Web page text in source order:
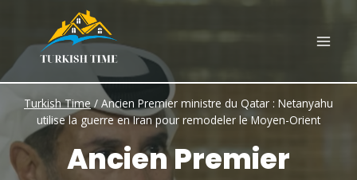
content
Turkish Time / Ancien Premier ministre du Qatar : Netanyahu
utilise la guerre en Iran pour remodeler le Moyen-Orient
Ancien Premier